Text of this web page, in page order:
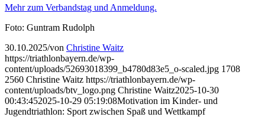
Mehr zum Verbandstag und Anmeldung.
Foto: Guntram Rudolph
30.10.2025/von Christine Waitz
https://triathlonbayern.de/wp-
content/uploads/52693018399_b4780d83e5_o-scaled.jpg 1708
2560 Christine Waitz https://triathlonbayern.de/wp-
content/uploads/btv_logo.png Christine Waitz2025-10-30
00:43:452025-10-29 05:19:08Motivation im Kinder- und
Jugendtriathlon: Sport zwischen Spaß und Wettkampf